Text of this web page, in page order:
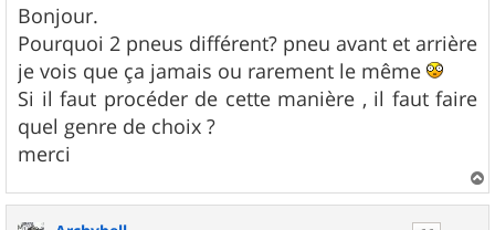
s
s
a
g
e
Bonjour.
Pourquoi 2 pneus différent? pneu avant et arrière
je vois que ça jamais ou rarement le même
Si il faut procéder de cette manière , il faut faire
quel genre de choix ?
merci
a